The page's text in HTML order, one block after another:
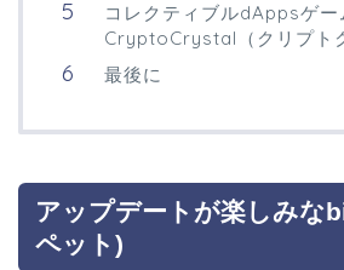
コレクティブルdAppsゲー
CryptoCrystal（クリプト
最後に
アップデートが楽しみな
ペット)